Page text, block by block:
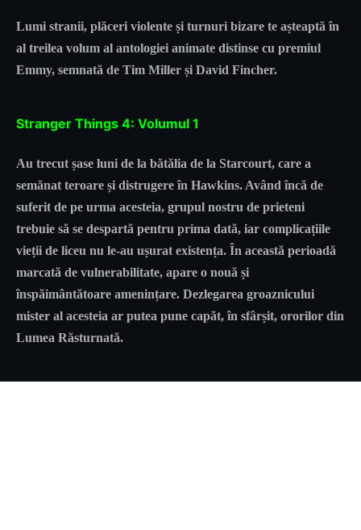
Lumi stranii, plăceri violente și turnuri bizare te așteaptă în
al treilea volum al antologiei animate distinse cu premiul
Emmy, semnată de Tim Miller și David Fincher.
Stranger Things 4: Volumul 1
Au trecut șase luni de la bătălia de la Starcourt, care a
semănat teroare și distrugere în Hawkins. Având încă de
suferit de pe urma acesteia, grupul nostru de prieteni
trebuie să se despartă pentru prima dată, iar complicațiile
vieții de liceu nu le-au ușurat existența. În această perioadă
marcată de vulnerabilitate, apare o nouă și
înspăimântătoare amenințare. Dezlegarea groaznicului
mister al acesteia ar putea pune capăt, în sfârșit, ororilor din
Lumea Răsturnată.